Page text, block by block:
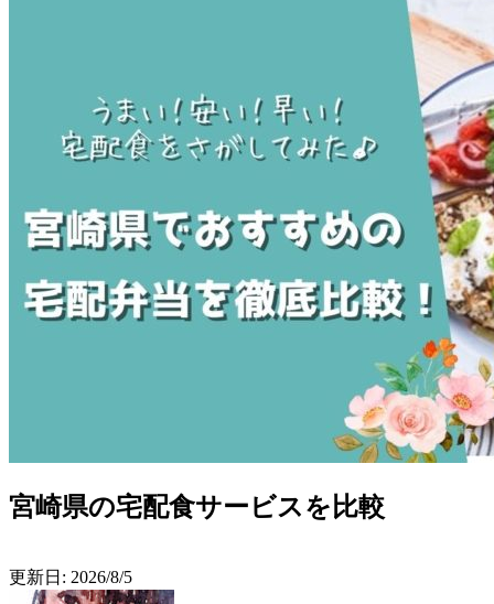
宮崎県の宅配食サービスを比較
更新日: 2026/8/5